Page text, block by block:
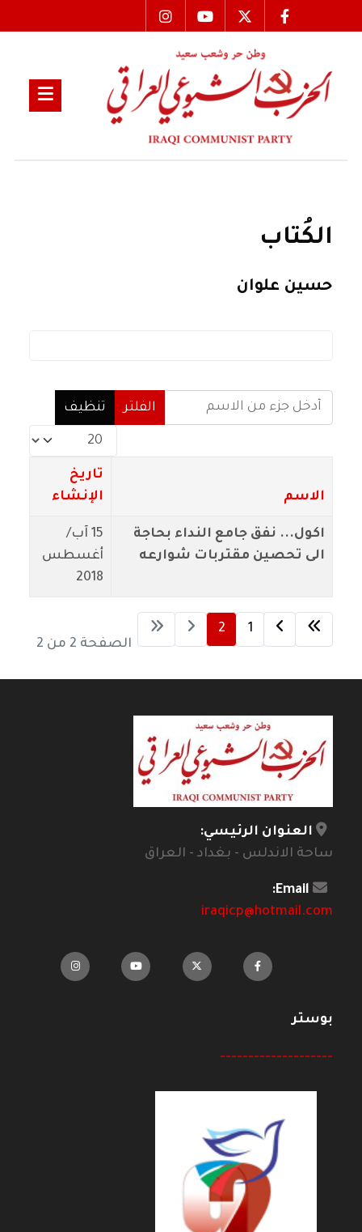
الكُتاب
حسين علوان
أدخل جزء من الاسم
الفلتر
تنظيف
عدد الإظهارات:
الاسم
تاريخ
الإنشاء
اكول... نفق جامع النداء بحاجة
الى تحصين مقتربات شوارعه
15 آب/
أغسطس
2018
الصفحة 2 من 2
1
2
العنوان الرئيسي:
ساحة الاندلس - بغداد - العراق
Email:
iraqicp@hotmail.com
بوستر
--------------------